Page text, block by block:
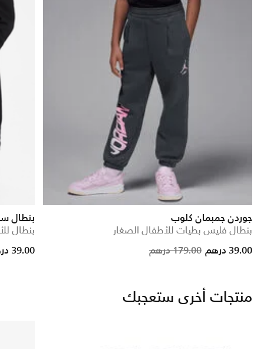
جوردن جمبمان كلوب
بنطال فليس بطيات للأطفال الصغار
Price reduced
179.00 درهم to 39.00 درهم
بنطال
بنطال
reduced from
to39.00 درهم
منتجات أخرى ستعجبك